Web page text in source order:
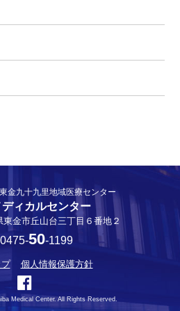
金九十九里地域医療センター
ィカルセンター
東金市丘山台三丁目６番地２
50-1199
個人情報保護方針
Medical Center. All Rights Reserved.